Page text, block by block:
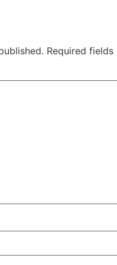
Required fields